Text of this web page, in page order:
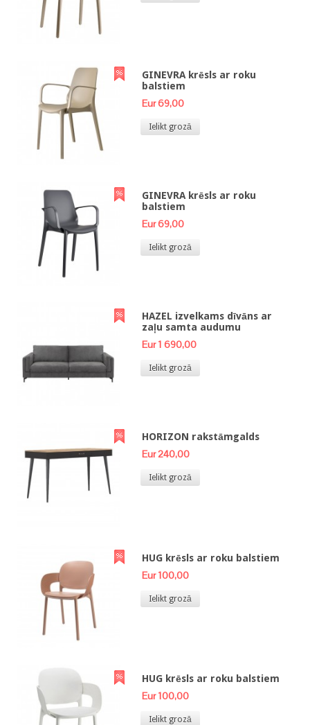
GINEVRA krēsls ar roku
balstiem
Eur 69,00
Ielikt grozā
GINEVRA krēsls ar roku
balstiem
Eur 69,00
Ielikt grozā
HAZEL izvelkams dīvāns ar
zaļu samta audumu
Eur 1 690,00
Ielikt grozā
HORIZON rakstāmgalds
Eur 240,00
Ielikt grozā
HUG krēsls ar roku balstiem
Eur 100,00
Ielikt grozā
HUG krēsls ar roku balstiem
Eur 100,00
Ielikt grozā